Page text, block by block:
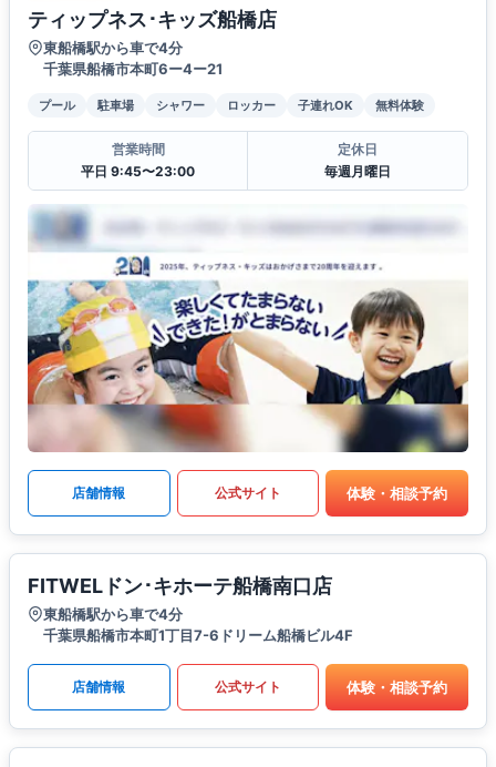
ティップネス･キッズ船橋店
東船橋駅から車で4分
千葉県船橋市本町6ー4ー21
プール 駐車場 シャワー ロッカー 子連れOK 無料体験
営業時間
平日 9:45〜23:00
定休日
毎週月曜日
店舗情報 公式サイト 体験・相談予約
FITWELドン･キホーテ船橋南口店
東船橋駅から車で4分
千葉県船橋市本町1丁目7-6ドリーム船橋ビル4F
店舗情報 公式サイト 体験・相談予約